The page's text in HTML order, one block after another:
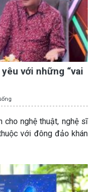
với những “vai
cho nghệ thuật, nghệ sĩ
với đông đảo khán